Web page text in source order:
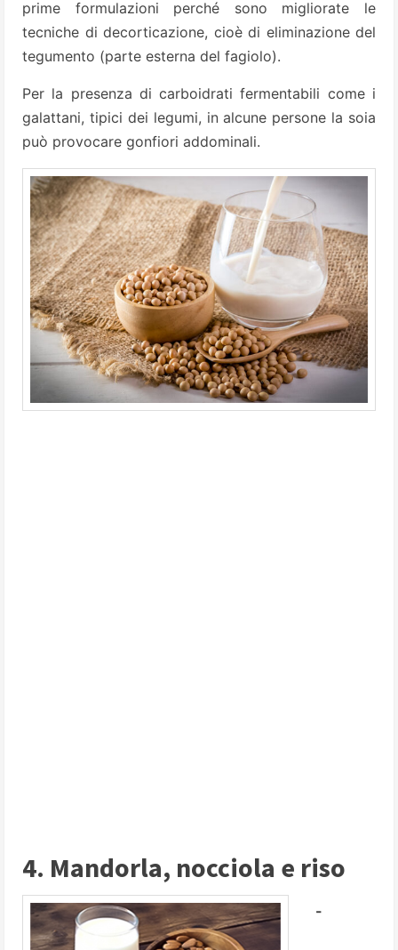
prime formulazioni perché sono migliorate le
tecniche di decorticazione, cioè di eliminazione del
tegumento (parte esterna del fagiolo).
Per la presenza di carboidrati fermentabili come i
galattani, tipici dei legumi, in alcune persone la soia
può provocare gonfiori addominali.
4. Mandorla, nocciola e riso
-